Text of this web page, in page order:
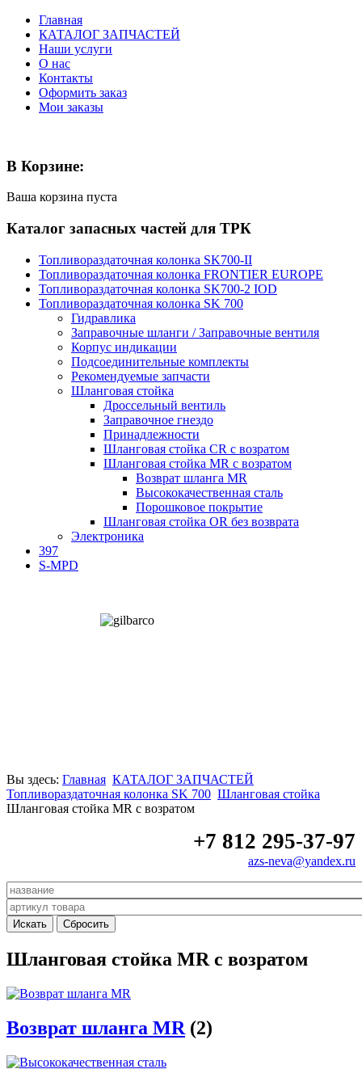
Главная
КАТАЛОГ ЗАПЧАСТЕЙ
Наши услуги
О нас
Контакты
Оформить заказ
Мои заказы
В Корзине:
Ваша корзина пуста
Каталог запасных частей для ТРК
Топливораздаточная колонка SK700-II
Топливораздаточная колонка FRONTIER EUROPE
Топливораздаточная колонка SK700-2 IOD
Топливораздаточная колонка SK 700
Гидравлика
Заправочные шланги / Заправочные вентиля
Корпус индикации
Подсоединительные комплекты
Рекомендуемые запчасти
Шланговая стойка
Дроссельный вентиль
Заправочное гнездо
Принадлежности
Шланговая стойка CR с возратом
Шланговая стойка MR с возратом
Возврат шланга МR
Высококачественная сталь
Порошковое покрытие
Шланговая стойка OR без возврата
Электроника
397
S-MPD
Вы здесь: Главная КАТАЛОГ ЗАПЧАСТЕЙ
Топливораздаточная колонка SK 700 Шланговая стойка
Шланговая стойка MR с возратом
+7 812 295-37-97
azs-neva@yandex.ru
Шланговая стойка MR с возратом
Возврат шланга МR (2)